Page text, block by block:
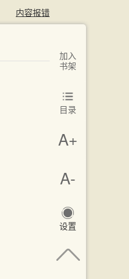
内容报错
加入
书架
目录
A+
A-
设置